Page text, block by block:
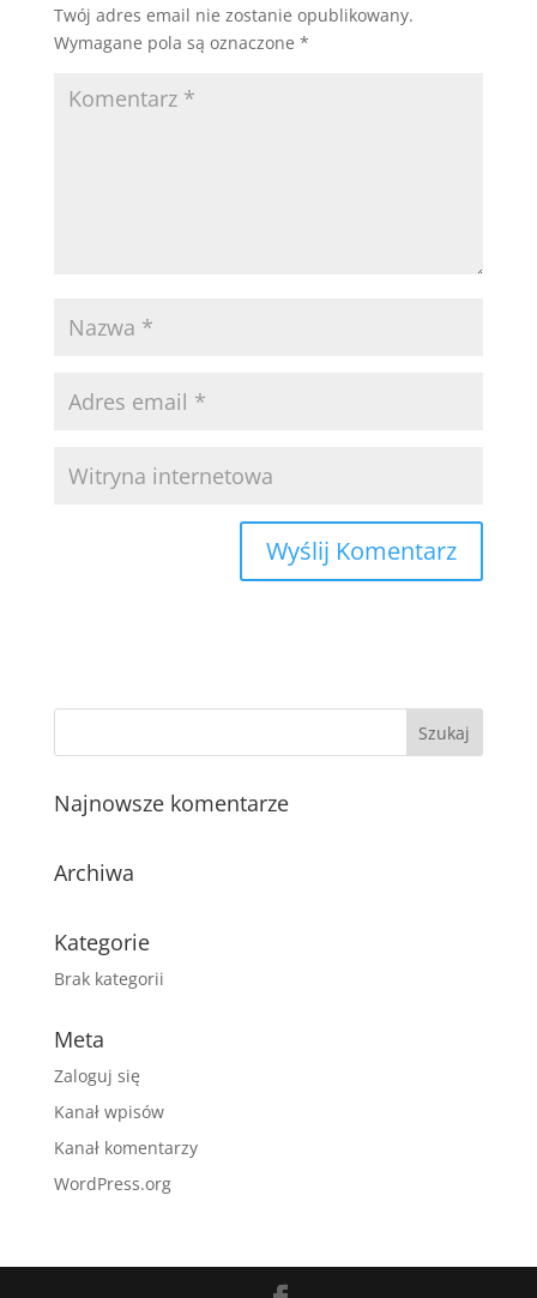
Twój adres email nie zostanie opublikowany.
Wymagane pola są oznaczone *
Najnowsze komentarze
Archiwa
Kategorie
Brak kategorii
Meta
Zaloguj się
Kanał wpisów
Kanał komentarzy
WordPress.org